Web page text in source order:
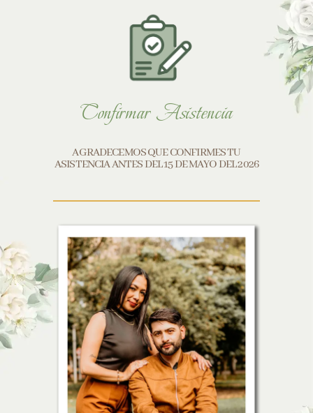
Confirmar Asistencia
AGRADECEMOS QUE CONFIRMES TU
ASISTENCIA ANTES DEL 15 DE MAYO DEL 2026